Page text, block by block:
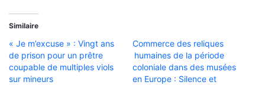
Similaire
« Je m’excuse » : Vingt ans
de prison pour un prêtre
coupable de multiples viols
sur mineurs
Commerce des reliques
humaines de la période
coloniale dans des musées
en Europe : Silence et